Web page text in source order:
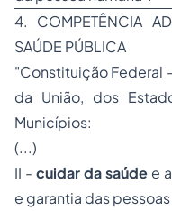
4. COMPETÊNCIA
SAÚDE PÚBLICA
"Constituição Federal
da União, dos
Municípios:
(...)
II - cuidar da saúde e
e garantia das